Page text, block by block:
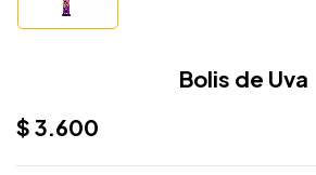
Bolis de Uva
$ 3.600